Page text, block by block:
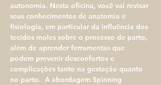
autonomia. Nesta oficina, você vai revisar
seus conhecimentos de anatomia e
fisiologia, em particular da influência dos
tecidos moles sobre o processo de parto,
além de aprender ferramentas que
podem prevenir desconfortos e
complicações tanto na gestação quanto
no parto.  A abordagem Spinning